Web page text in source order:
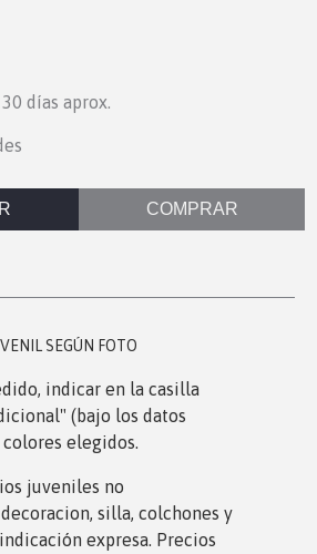
30 días aprox.
COMPRAR
SEGÚN FOTO
indicar en la casilla
(bajo los datos
elegidos.
juveniles no
silla, colchones y
expresa. Precios